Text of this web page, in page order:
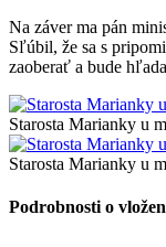
Na záver ma pán
Sľúbil, že sa s
zaoberať a bude
Starosta Marianky u
Starosta Marianky u
Podrobnosti o